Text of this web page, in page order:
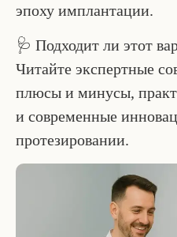
эпоху имплантации.
🩺 Подходит ли этот
Читайте экспертные
плюсы и минусы,
и современные
протезировании.